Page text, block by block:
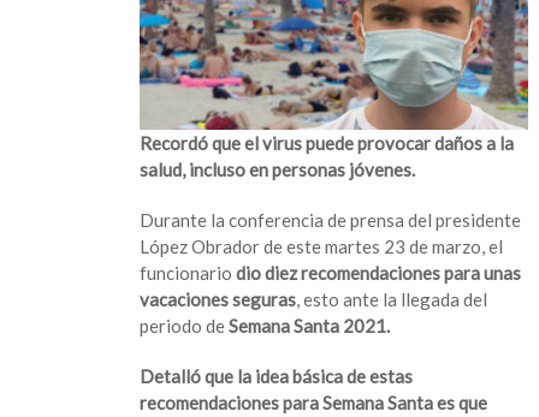
Recordó que el virus puede provocar daños a la
salud, incluso en personas jóvenes.
Durante la conferencia de prensa del presidente
López Obrador de este martes 23 de marzo, el
funcionariodio diez recomendaciones para unas
vacaciones seguras, esto ante la llegada del
periodo deSemana Santa 2021.
Detalló que la idea básica de estas
recomendaciones para Semana Santa es que